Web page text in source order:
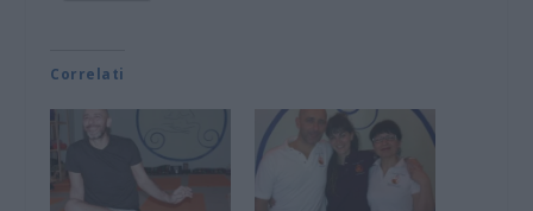
Correlati